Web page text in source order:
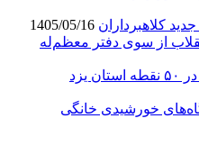
کلاهبرداران
از سوی دفتر معظم‌له
خورشیدی خانگی